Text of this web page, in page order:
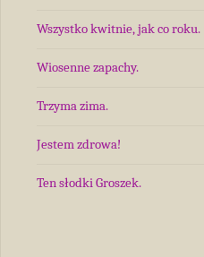
Wszystko kwitnie, jak co roku.
Wiosenne zapachy.
Trzyma zima.
Jestem zdrowa!
Ten słodki Groszek.